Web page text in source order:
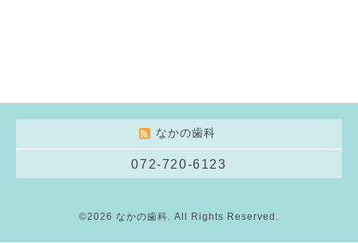
なかの歯科
072-720-6123
©2026 なかの歯科. All Rights Reserved.